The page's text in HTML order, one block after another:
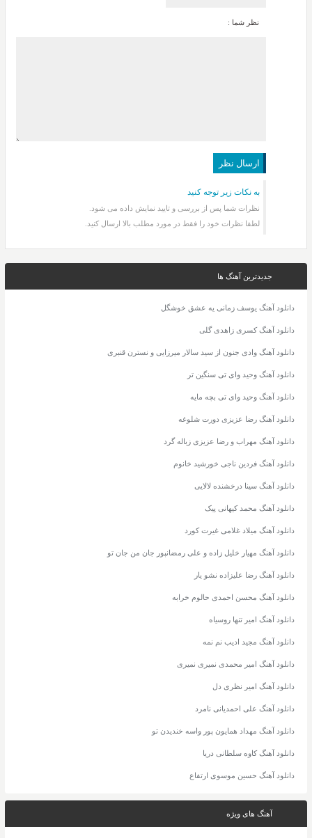
نظر شما :
به نکات زیر توجه کنید
نظرات شما پس از بررسی و تایید نمایش داده می شود.
لطفا نظرات خود را فقط در مورد مطلب بالا ارسال کنید.
جدیدترین آهنگ ها
دانلود آهنگ یوسف زمانی یه عشق خوشگل
دانلود آهنگ کسری زاهدی گلی
دانلود آهنگ وادی جنون از سید سالار میرزایی و نسترن قنبری
دانلود آهنگ وحید وای تی سنگین تر
دانلود آهنگ وحید وای تی بچه مایه
دانلود آهنگ رضا عزیزی دورت شلوغه
دانلود آهنگ مهراب و رضا عزیزی زباله گرد
دانلود آهنگ فردین ناجی خورشید خانوم
دانلود آهنگ سینا درخشنده لالایی
دانلود آهنگ محمد کیهانی پیک
دانلود آهنگ میلاد غلامی غیرت کورد
دانلود آهنگ مهیار خلیل زاده و علی رمضانپور جان من جان تو
دانلود آهنگ رضا علیزاده نشو یار
دانلود آهنگ محسن احمدی حالوم خرابه
دانلود آهنگ امیر تنها روسیاه
دانلود آهنگ مجید ادیب نم نمه
دانلود آهنگ امیر محمدی نمیری نمیری
دانلود آهنگ امیر نظری دل
دانلود آهنگ علی احمدیانی نامرد
دانلود آهنگ مهداد همایون پور واسه خندیدن تو
دانلود آهنگ کاوه سلطانی دریا
دانلود آهنگ حسین موسوی ارتفاع
آهنگ های ویژه